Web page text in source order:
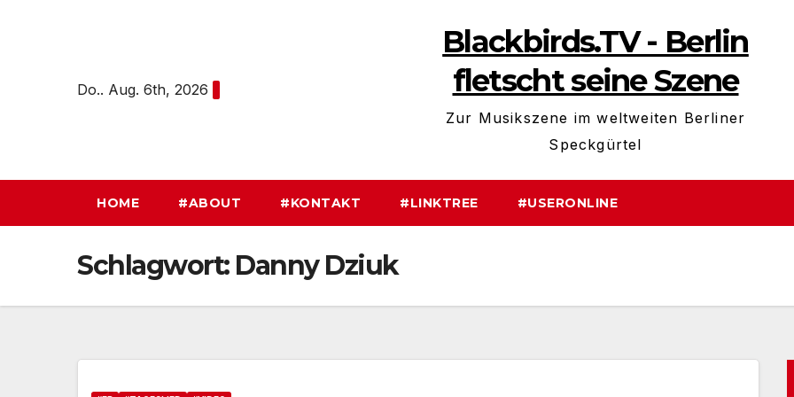
Do.. Aug. 6th, 2026
Blackbirds.TV - Berlin
fletscht seine Szene
Zur Musikszene im weltweiten Berliner
Speckgürtel
HOME #ABOUT #KONTAKT #LINKTREE #USERONLINE
Schlagwort: Danny Dziuk